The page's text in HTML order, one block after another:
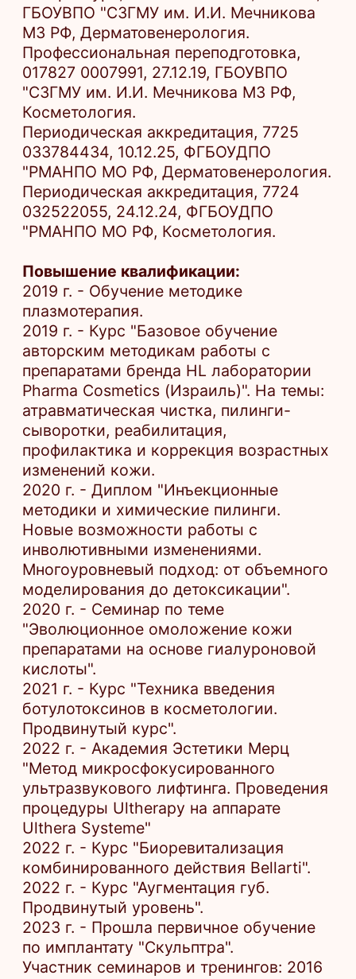
2019 г. - Курс "Базовое обучение
авторским методикам работы с
препаратами бренда HL лаборатории
Pharma Cosmetics (Израиль)". На темы:
атравматическая чистка, пилинги-
сыворотки, реабилитация,
профилактика и коррекция возрастных
изменений кожи.
2020 г. - Диплом "Инъекционные
методики и химические пилинги.
Новые возможности работы с
инволютивными изменениями.
Многоуровневый подход: от объемного
моделирования до детоксикации".
2020 г. - Семинар по теме
"Эволюционное омоложение кожи
препаратами на основе гиалуроновой
2021 г. - Курс "Техника введения
ботулотоксинов в косметологии.
Продвинутый курс".
2022 г. - Академия Эстетики Мерц
"Метод микросфокусированного
ультразвукового лифтинга. Проведения
процедуры Ultherapy на аппарате
Ulthera Systeme"
2022 г. - Курс "Биоревитализация
комбинированного действия Bellarti".
2022 г. - Курс "Аугментация губ.
Продвинутый уровень".
2023 г. - Прошла первичное обучение
по имплантату "Скульптра".
Участник семинаров и тренингов: 2016
г. - Участника закрытого тренинга от
лаборатории TEOXANE. 2017 г. -
Участник VII Международного курса-
тренинга для пластических и
реконструктивных хирургов.
2022 г. - Участник Конгресса по
нежелательным явлениям в
эстетической косметологии.
Назад